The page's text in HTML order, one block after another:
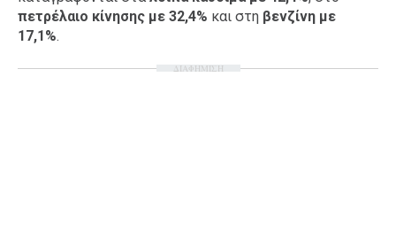
πετρέλαιο κίνησης με 32,4% και στη βενζίνη με
17,1%.
ΔΙΑΦΗΜΙΣΗ